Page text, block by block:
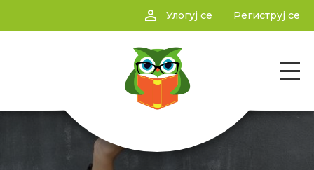
person_outline Улогуј се Региструј се